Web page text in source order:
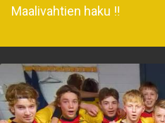
Maalivahtien haku ‼️